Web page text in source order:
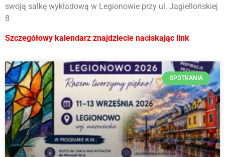
swoją salkę wykładową w Legionowie przy ul. Jagiellońskiej
8
Szczegółowy kalendarz znajdziecie naciskając link
SPOTKANIA